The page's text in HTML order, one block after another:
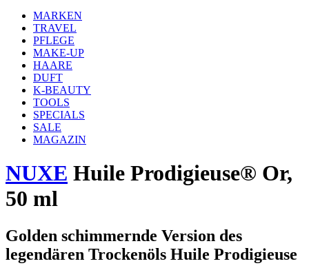
MARKEN
TRAVEL
PFLEGE
MAKE-UP
HAARE
DUFT
K-BEAUTY
TOOLS
SPECIALS
SALE
MAGAZIN
NUXE Huile Prodigieuse® Or,
50 ml
Golden schimmernde Version des
legendären Trockenöls Huile Prodigieuse